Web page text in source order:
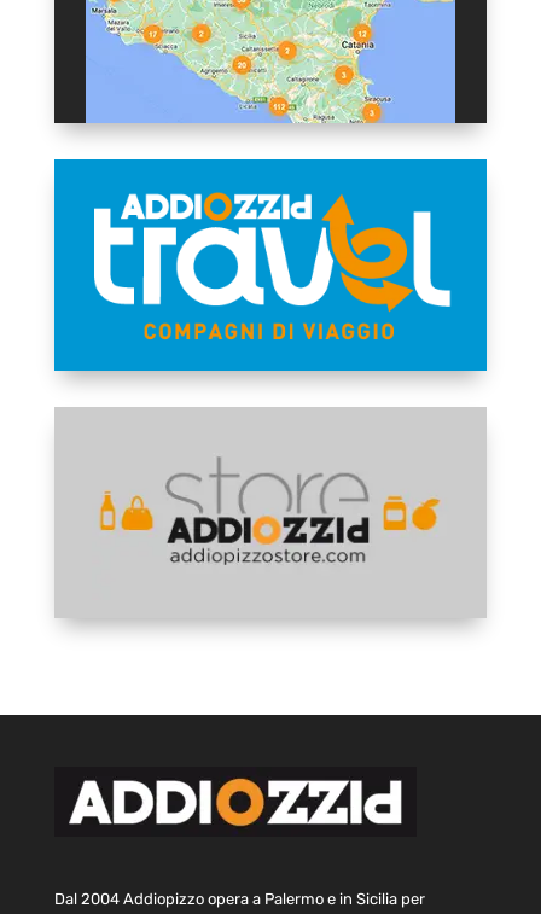
Dal 2004 Addiopizzo opera a Palermo e in Sicilia per